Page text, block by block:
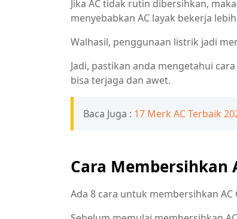
Jika AC tidak rutin dibersihkan,
menyebabkan AC layak bekerja
Walhasil, penggunaan listrik jadi
Jadi, pastikan anda mengetahui
bisa terjaga dan awet.
Baca Juga : 17 Merk AC Terbaik
Cara Membersihkan
Ada 8 cara untuk membersihkan